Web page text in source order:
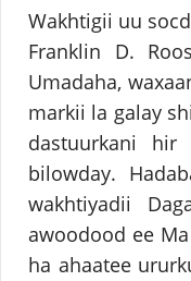
Wakhtigii uu
Franklin D.
Umadaha,
markii la galay
dastuurkani hir
bilowday.
wakhtiyadii
awoodood ee
ha ahaatee